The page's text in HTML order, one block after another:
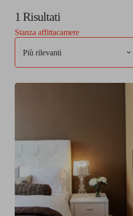
1 Risultati
Stanza affittacamere
Più rilevanti